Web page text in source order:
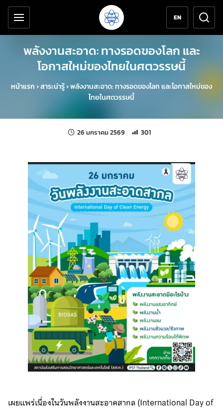
ข้ามไปยังเนื้อหาหลัก
เครื่องมือช่วยเหลือ
EN
พลังงานสะอาด: ทางรอดของโลก และ
โอกาสใหม่ของไทยในศตวรรษนี้
หน้าแรก›สาระน่ารู้›พลังงานสะอาด: ทางรอดของโลก และโอกาสใหม่ของ
ไทยในศตวรรษนี้
26 มกราคม 2569 แก้ไขล่าสุดเมื่อ:
จำนวนการเข้าชม 301 ครั้ง
301
เผยแพร่เนื่องในวันพลังงานสะอาดสากล (International Day of